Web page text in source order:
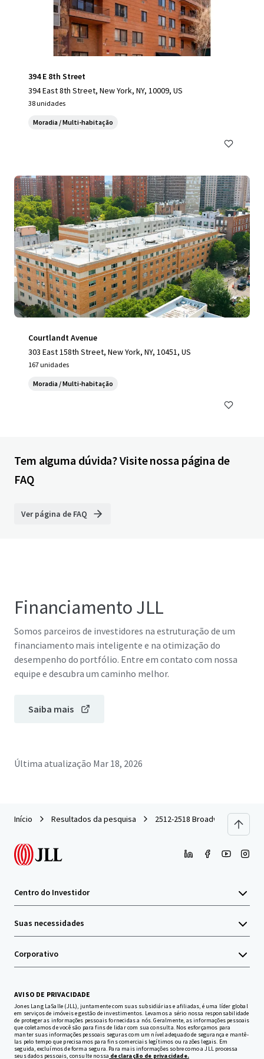
394 E 8th Street
394 East 8th Street, New York, NY, 10009, US
38 unidades
Moradia / Multi-habitação
Courtlandt Avenue
303 East 158th Street, New York, NY, 10451, US
167 unidades
Moradia / Multi-habitação
Tem alguma dúvida? Visite nossa página de
FAQ
Ver página de FAQ
Financiamento JLL
Somos parceiros de investidores na estruturação de um
financiamento mais inteligente e na otimização do
desempenho do portfólio. Entre em contato com nossa
equipe e descubra um caminho melhor.
Saiba mais
Última atualização Mar 18, 2026
Início Resultados da pesquisa 2512-2518 Broadway
Centro do Investidor
Suas necessidades
Corporativo
AVISO DE PRIVACIDADE
Jones Lang LaSalle (JLL), juntamente com suas subsidiárias e afiliadas, é uma líder global
em serviços de imóveis e gestão de investimentos. Levamos a sério nossa responsabilidade
de proteger as informações pessoais fornecidas a nós. Geralmente, as informações pessoais
que coletamos de você são para fins de lidar com sua consulta. Nos esforçamos para
manter suas informações pessoais seguras com um nível adequado de segurança e mantê-
las pelo tempo que precisamos para fins comerciais legítimos ou razões legais. Em
seguida, excluímos de forma segura. Para mais informações sobre como a JLL processa
seus dados pessoais, consulte nossa declaração de privacidade.